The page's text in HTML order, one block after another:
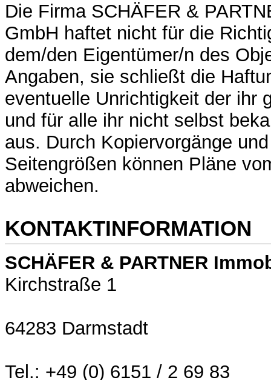
Die Firma SCHÄFER &
GmbH haftet nicht für die
dem/den Eigentümer/n des
Angaben, sie schließt die
eventuelle Unrichtigkeit der ihr
und für alle ihr nicht selbst
aus. Durch Kopiervorgänge
Seitengrößen können Pläne
abweichen.
KONTAKTINFORMATION
SCHÄFER & PARTNER
Kirchstraße 1
64283 Darmstadt
Tel.: +49 (0) 6151 / 2 69 83